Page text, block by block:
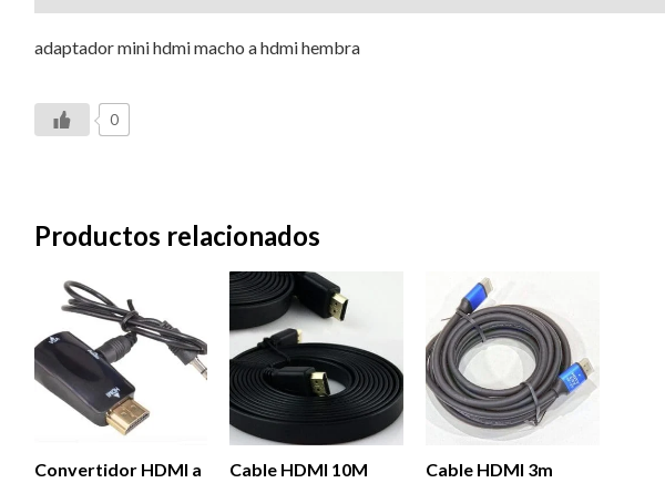
adaptador mini hdmi macho a hdmi hembra
0
Productos relacionados
Convertidor HDMI a
Cable HDMI 10M
Cable HDMI 3m